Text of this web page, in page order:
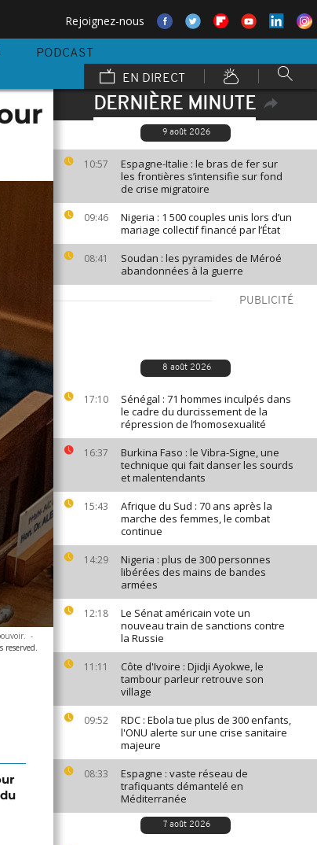
Rejoignez-nous
PODCAST
EN DIRECT
DERNIÈRE MINUTE
9 août 2026
10:57
Espagne-Italie : le bras de fer sur
les frontières s’intensifie sur fond
de crise migratoire
09:46
Nigeria : 1 500 couples unis lors d’un
mariage collectif financé par l’État
08:41
Soudan : les pyramides de Méroé
abandonnées à la guerre
PUBLICITÉ
8 août 2026
17:10
Sénégal : 71 hommes inculpés dans
le cadre du durcissement de la
répression de l’homosexualité
16:37
Burkina Faso : le Vibra-Signe, une
technique qui fait danser les sourds
et malentendants
15:43
Afrique du Sud : 70 ans après la
marche des femmes, le combat
continue
14:29
Nigeria : plus de 300 personnes
libérées des mains de bandes
armées
12:18
Le Sénat américain vote un
nouveau train de sanctions contre
la Russie
11:11
Côte d'Ivoire : Djidji Ayokwe, le
tambour parleur retrouve son
village
09:52
RDC : Ebola tue plus de 300 enfants,
l'ONU alerte sur une crise sanitaire
majeure
08:33
Espagne : vaste réseau de
trafiquants démantelé en
Méditerranée
7 août 2026
-
reserved.